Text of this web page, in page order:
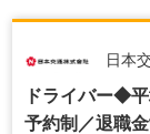
日本
ドライバー◆
予約制／退職